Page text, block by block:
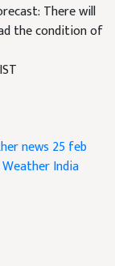
There will
the condition of
news 25 feb
Weather India